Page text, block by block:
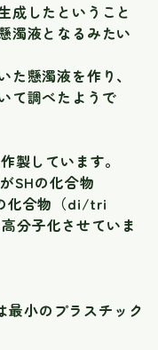
成したということ
濁液となるみたい
懸濁液を作り、
て調べたようで
製しています。
SHの化合物
化合物（di/tri
分子化させていま
最小のプラスチック